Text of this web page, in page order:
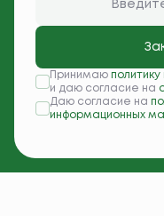
Принимаю
и даю согласие на
Даю согласие на
информационных